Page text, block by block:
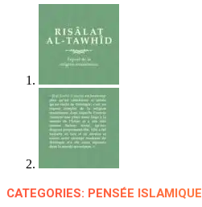
CATEGORIES: PENSÉE ISLAMIQUE